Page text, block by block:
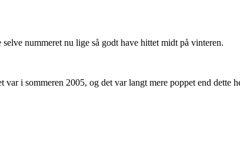
nummeret nu lige så godt have hittet midt på vinteren.
i sommeren 2005, og det var langt mere poppet end dette